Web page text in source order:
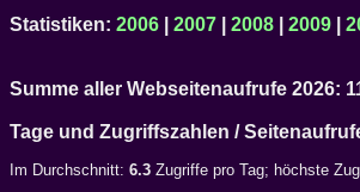
Statistiken: 2006 2007 2008 2009
Summe aller Webseitenaufrufe 2026:
Tage und Zugriffszahlen /
Im Durchschnitt: 6.3 Zugriffe pro Tag; höchste